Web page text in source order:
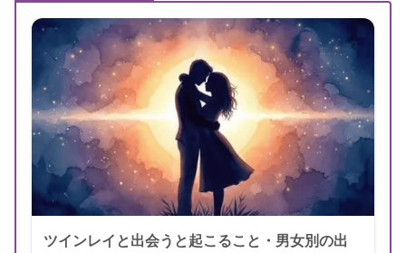
ツインレイと出会うと起こること・男女別の出